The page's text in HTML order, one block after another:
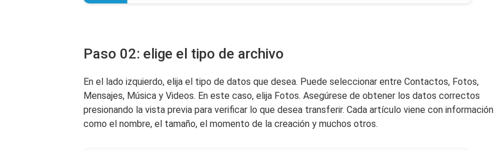
Paso 02: elige el tipo de archivo
En el lado izquierdo, elija el tipo de datos que desea. Puede seleccionar entre Contactos, Fotos,
Mensajes, Música y Videos. En este caso, elija Fotos. Asegúrese de obtener los datos correctos
presionando la vista previa para verificar lo que desea transferir. Cada artículo viene con información
como el nombre, el tamaño, el momento de la creación y muchos otros.